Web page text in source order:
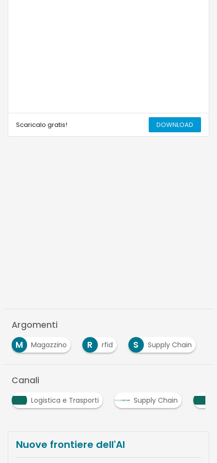
Scaricalo gratis! DOWNLOAD
Argomenti
M
Magazzino R rfid S Supply Chain
Canali
Supply Chain Visibility e Collaboration
Nuove frontiere dell'AI